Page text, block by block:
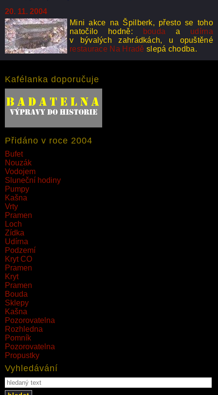
20. 11. 2004
Mini akce na Špilberk, přesto se toho
natočilo hodně:
bouda a udírna
v bývalých zahrádkách, u opuštěné
restaurace Na Hradě slepá chodba.
Kafélanka doporučuje
Přidáno v roce 2004
Bufet
Nouzák
Vodojem
Sluneční hodiny
Pumpy
Kašna
Vrty
Pramen
Loch
Zídka
Udírna
Podzemí
Kryt CO
Pramen
Kryt
Pramen
Bouda
Sklepy
Kašna
Pozorovatelna
Rozhledna
Pomník
Pozorovatelna
Propustky
Vyhledávání